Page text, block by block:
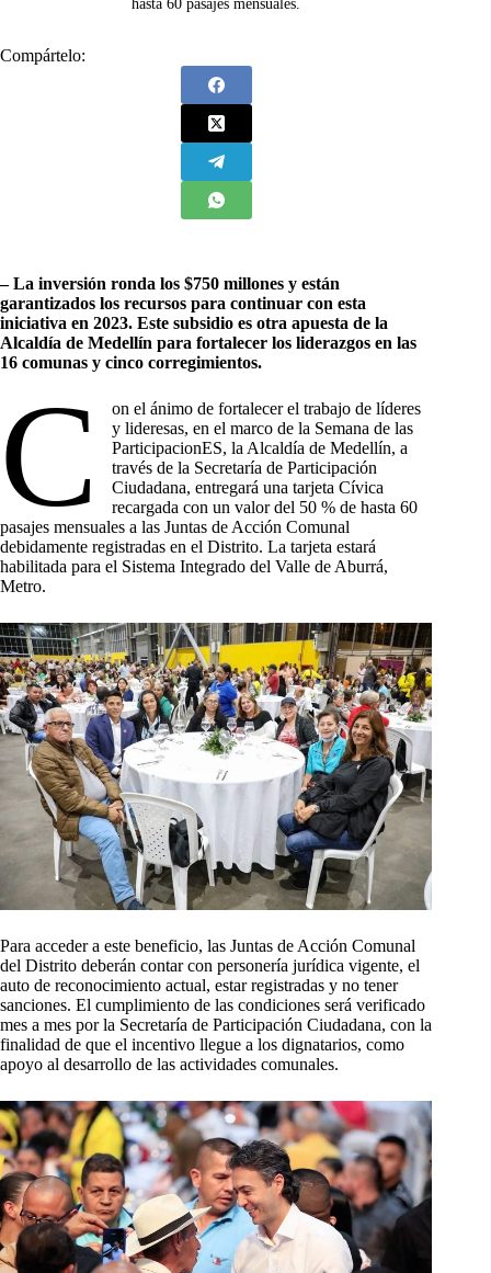
hasta 60 pasajes mensuales.
Compártelo:
– La inversión ronda los $750 millones y están
garantizados los recursos para continuar con esta
iniciativa en 2023. Este subsidio es otra apuesta de la
Alcaldía de Medellín para fortalecer los liderazgos en las
16 comunas y cinco corregimientos.
C
on el ánimo de fortalecer el trabajo de líderes
y lideresas, en el marco de la Semana de las
ParticipacionES, la Alcaldía de Medellín, a
través de la Secretaría de Participación
Ciudadana, entregará una tarjeta Cívica
recargada con un valor del 50 % de hasta 60
pasajes mensuales a las Juntas de Acción Comunal
debidamente registradas en el Distrito. La tarjeta estará
habilitada para el Sistema Integrado del Valle de Aburrá,
Metro.
Para acceder a este beneficio, las Juntas de Acción Comunal
del Distrito deberán contar con personería jurídica vigente, el
auto de reconocimiento actual, estar registradas y no tener
sanciones. El cumplimiento de las condiciones será verificado
mes a mes por la Secretaría de Participación Ciudadana, con la
finalidad de que el incentivo llegue a los dignatarios, como
apoyo al desarrollo de las actividades comunales.